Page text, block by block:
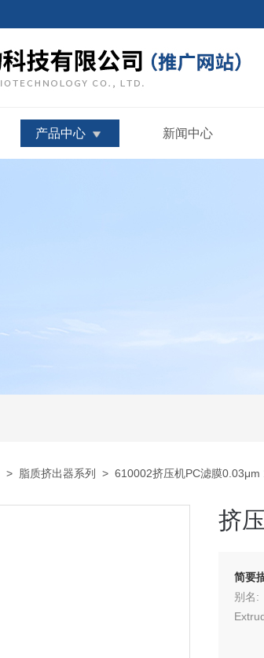
产品中心 新闻中心
> 脂质挤出器系列 > 610002挤压机PC滤膜0.03μm
挤
简要
别名: